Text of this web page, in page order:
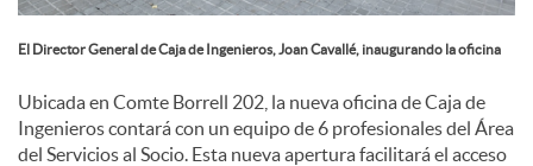
El Director General de Caja de Ingenieros, Joan Cavallé, inaugurando la oficina
Ubicada en Comte Borrell 202, la nueva oficina de Caja de
Ingenieros contará con un equipo de 6 profesionales del Área
del Servicios al Socio. Esta nueva apertura facilitará el acceso